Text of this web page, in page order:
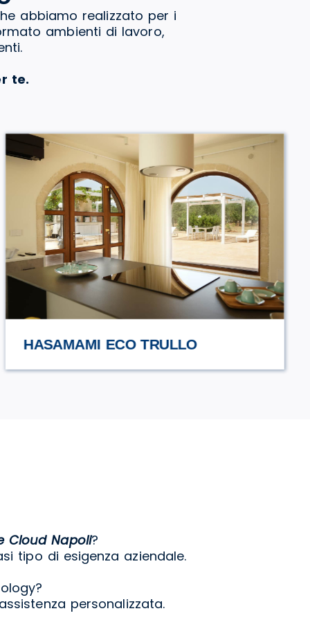
abbiamo realizzato per i
ambienti di lavoro,
te.
URCIUOLI
Cloud Napoli?
tipo di esigenza aziendale.
personalizzata.